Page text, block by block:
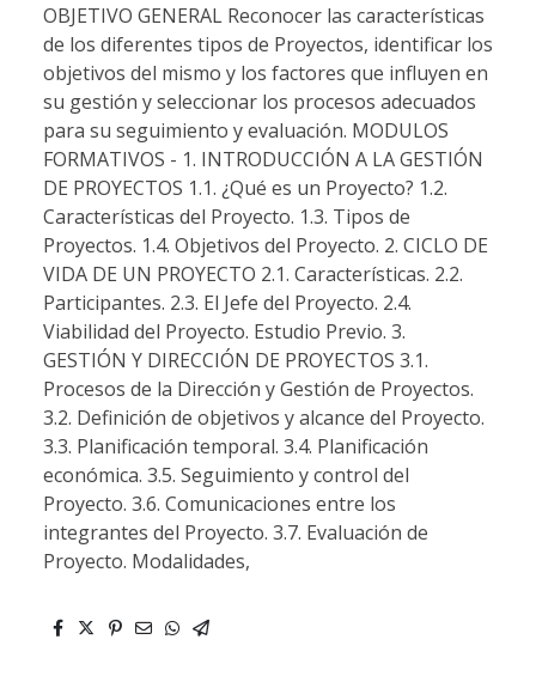
OBJETIVO GENERAL Reconocer las características
de los diferentes tipos de Proyectos, identificar los
objetivos del mismo y los factores que influyen en
su gestión y seleccionar los procesos adecuados
para su seguimiento y evaluación. MODULOS
FORMATIVOS - 1. INTRODUCCIÓN A LA GESTIÓN
DE PROYECTOS 1.1. ¿Qué es un Proyecto? 1.2.
Características del Proyecto. 1.3. Tipos de
Proyectos. 1.4. Objetivos del Proyecto. 2. CICLO DE
VIDA DE UN PROYECTO 2.1. Características. 2.2.
Participantes. 2.3. El Jefe del Proyecto. 2.4.
Viabilidad del Proyecto. Estudio Previo. 3.
GESTIÓN Y DIRECCIÓN DE PROYECTOS 3.1.
Procesos de la Dirección y Gestión de Proyectos.
3.2. Definición de objetivos y alcance del Proyecto.
3.3. Planificación temporal. 3.4. Planificación
económica. 3.5. Seguimiento y control del
Proyecto. 3.6. Comunicaciones entre los
integrantes del Proyecto. 3.7. Evaluación de
Proyecto. Modalidades,